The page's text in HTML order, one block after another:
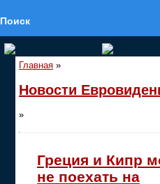
Поиск
Главная »
Новости
»
Греция и Кипр
не поехать на